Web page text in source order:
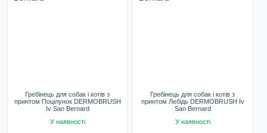
Гребінець для собак і котів з
принтом Поцілунок DERMOBRUSH
Iv San Bernard
У наявності
Гребінець для собак і котів з
принтом Лебідь DERMOBRUSH Iv
San Bernard
У наявності